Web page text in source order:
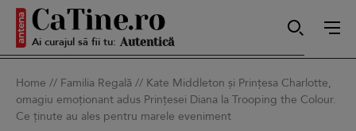
Ai curajul să fii tu: Sexy
Autentică
Home // Familia Regală // Kate Middleton și Prințesa Charlotte,
omagiu emoționant adus Prințesei Diana la Trooping the Colour.
Ce ținute au ales pentru marele eveniment